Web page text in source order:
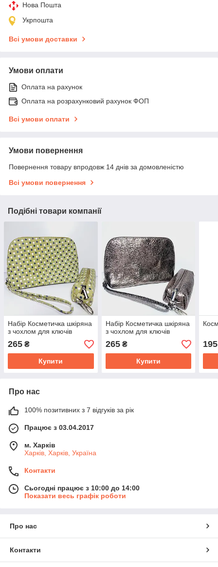
Нова Пошта
Укрпошта
Всі умови доставки
Умови оплати
Оплата на рахунок
Оплата на розрахунковий рахунок ФОП
Всі умови оплати
Умови повернення
Повернення товару впродовж 14 днів за домовленістю
Всі умови повернення
Подібні товари компанії
Набір Косметичка шкіряна
з чохлом для ключів
265 ₴
Купити
Набір Косметичка шкіряна
з чохлом для ключів
265₴
Купити
195
Про нас
100% позитивних з 7 відгуків за рік
Працює з 03.04.2017
м. Харків
Харків, Харків, Україна
Контакти
Сьогодні працює з 10:00 до 14:00
Показати весь графік роботи
Про нас
Контакти